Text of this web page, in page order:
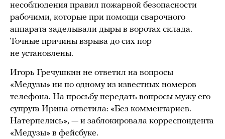
несоблюдения правил пожарной безопасности
рабочими, которые при помощи сварочного
аппарата заделывали дыры в воротах склада.
Точные причины взрыва до сих пор
не установлены.
Игорь Гречушкин не ответил на вопросы
«Медузы» ни по одному из известных номеров
телефона. На просьбу передать вопросы мужу его
супруга Ирина ответила: «Без комментариев.
Натерпелись», — и заблокировала корреспондента
«Медузы» в фейсбуке.